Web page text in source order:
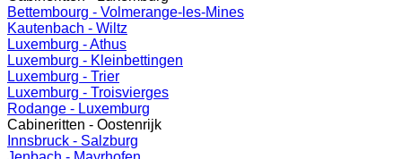
Bettembourg - Volmerange-les-Mines
Kautenbach - Wiltz
Luxemburg - Athus
Luxemburg - Kleinbettingen
Luxemburg - Trier
Luxemburg - Troisvierges
Rodange - Luxemburg
Cabineritten - Oostenrijk
Innsbruck - Salzburg